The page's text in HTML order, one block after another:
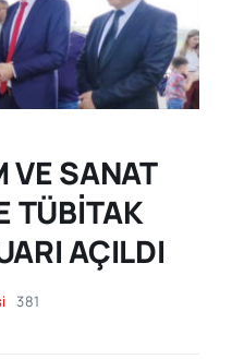
VE SANAT
TÜBİTAK
AÇILDI
381